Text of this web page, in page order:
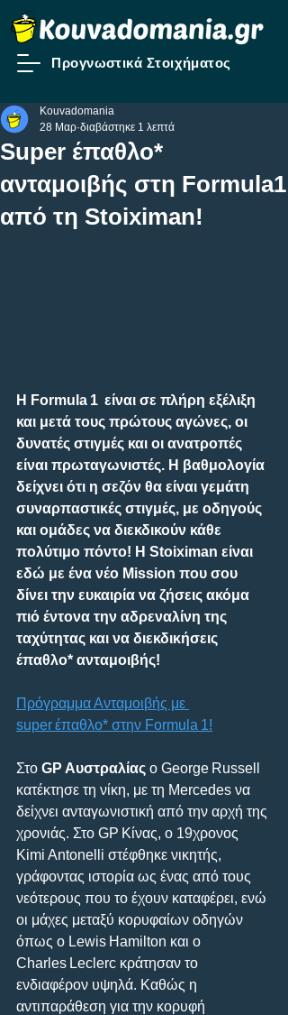
Προγνωστικά Στοιχήματος
Super έπαθλο*
ανταμοιβής στη Formula1
από τη Stoiximan!
Kouvadomania
28 Μαρ διαβάστηκε 1 λεπτά
Η Formula 1  είναι σε πλήρη εξέλιξη
και μετά τους πρώτους αγώνες, οι
δυνατές στιγμές και οι ανατροπές
είναι πρωταγωνιστές. Η βαθμολογία
δείχνει ότι η σεζόν θα είναι γεμάτη
συναρπαστικές στιγμές, με οδηγούς
και ομάδες να διεκδικούν κάθε
πολύτιμο πόντο! Η Stoiximan είναι
εδώ με ένα νέο Mission που σου
δίνει την ευκαιρία να ζήσεις ακόμα
πιό έντονα την αδρεναλίνη της
ταχύτητας και να διεκδικήσεις
έπαθλο* ανταμοιβής!
Πρόγραμμα Ανταμοιβής με
super έπαθλο* στην Formula 1!
Στο GP Αυστραλίας ο George Russell
κατέκτησε τη νίκη, με τη Mercedes να
δείχνει ανταγωνιστική από την αρχή της
χρονιάς. Στο GP Κίνας, ο 19χρονος
Kimi Antonelli στέφθηκε νικητής,
γράφοντας ιστορία ως ένας από τους
νεότερους που το έχουν καταφέρει, ενώ
οι μάχες μεταξύ κορυφαίων οδηγών
όπως ο Lewis Hamilton και ο
Charles Leclerc κράτησαν το
ενδιαφέρον υψηλά. Καθώς η
αντιπαράθεση για την κορυφή